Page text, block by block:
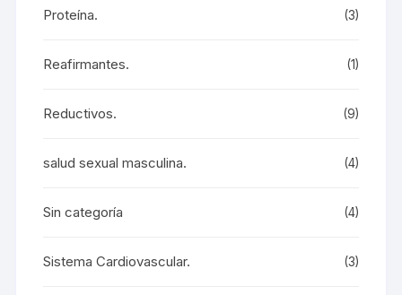
Proteína. (3)
Reafirmantes. (1)
Reductivos. (9)
salud sexual masculina. (4)
Sin categoría (4)
Sistema Cardiovascular. (3)